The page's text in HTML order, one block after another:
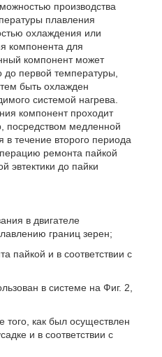
производства
плавления
охлаждения или
компонента для
компонент может
до первой температуры,
быть охлажден
системой нагрева.
компонент проходит
посредством медленной
в течение второго периода
ремонта пайкой
эвтектики до пайки
в двигателе
границ зерен;
пайкой и в соответствии с
в системе на Фиг. 2,
как был осуществлен
и в соответствии с